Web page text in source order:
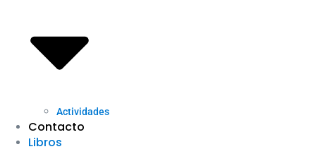
Actividades
Contacto
Libros